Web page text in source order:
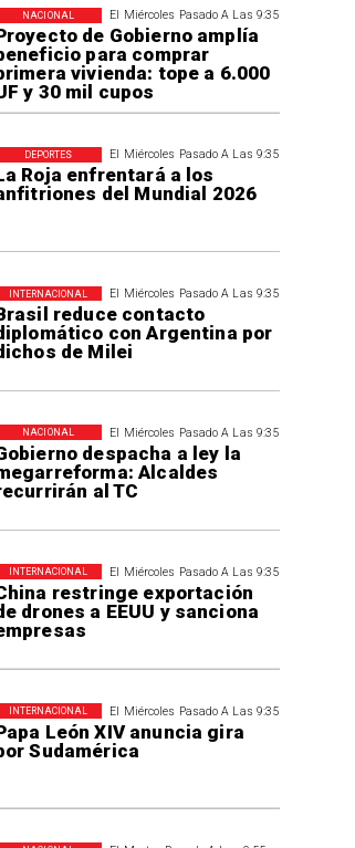
El Miércoles Pasado A Las 9:35
de Gobierno amplía
para comprar
vivienda: tope a 6.000
y 30 mil cupos
NACIONAL
El Miércoles Pasado A Las 9:35
Roja enfrentará a los
del Mundial 2026
DEPORTES
El Miércoles Pasado A Las 9:35
reduce contacto
con Argentina por
de Milei
INTERNACIONAL
El Miércoles Pasado A Las 9:35
despacha a ley la
Alcaldes
al TC
NACIONAL
El Miércoles Pasado A Las 9:35
restringe exportación
drones a EEUU y sanciona
INTERNACIONAL
El Miércoles Pasado A Las 9:35
León XIV anuncia gira
Sudamérica
INTERNACIONAL